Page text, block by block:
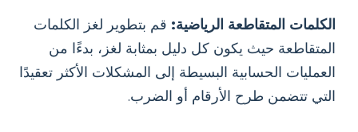
الكلمات المتقاطعة الرياضية: قم بتطوير لغز الكلمات
المتقاطعة حيث يكون كل دليل بمثابة لغز، بدءًا من
العمليات الحسابية البسيطة إلى المشكلات الأكثر تعقيدًا
التي تتضمن طرح الأرقام أو الضرب.